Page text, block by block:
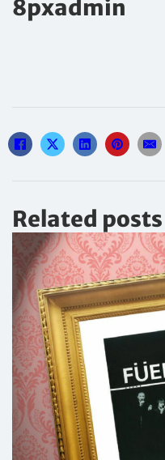
8pxadmin
Related posts